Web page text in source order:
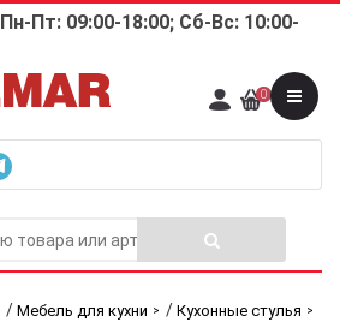
Пт: 09:00-18:00; Сб-Вс: 10:00-
0
/ Мебель для кухни / Кухонные стулья